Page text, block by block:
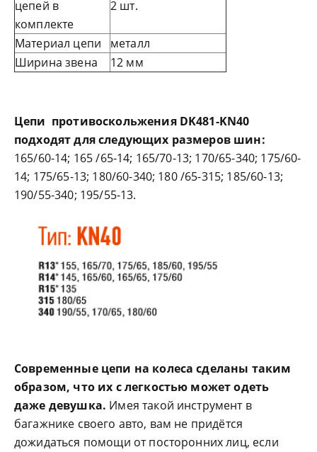
цепей в
комплекте
2 шт.
Материал цепи
металл
Ширина звена
12 мм
Цепи противоскольжения DK481-KN40
подходят для следующих размеров шин:
165/60-14; 165 /65-14; 165/70-13; 170/65-340; 175/60-
14; 175/65-13; 180/60-340; 180 /65-315; 185/60-13;
190/55-340; 195/55-13.
Современные цепи на колеса сделаны таким
образом, что их с легкостью может одеть
даже девушка. Имея такой инструмент в
багажнике своего авто, вам не придётся
дожидаться помощи от посторонних лиц, если